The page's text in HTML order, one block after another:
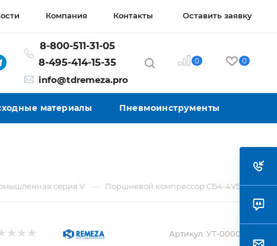
Компания Контакты Оставить заявку
8-800-511-31-05
8-495-414-15-35
info@tdremeza.pro
0 0
материалы Пневмоинструменты
серия V — Поршневой компрессор СБ4-4V50
Артикул: УТ-00005075